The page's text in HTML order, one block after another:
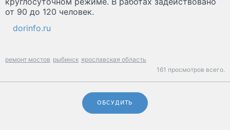
от 90 до 120 человек.
dorinfo.ru
ремонт мостов рыбинск ярославская область
161 просмотров всего.
ОБСУДИТЬ